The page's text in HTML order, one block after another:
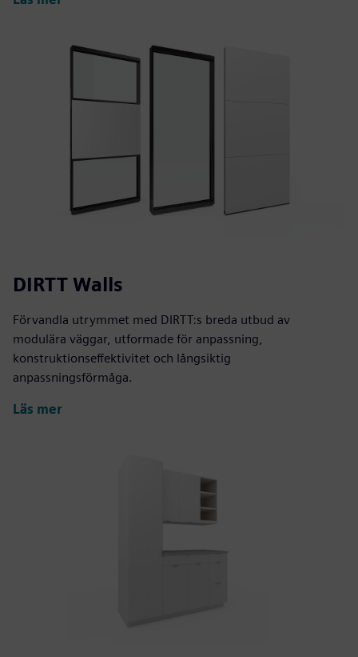
DIRTT Walls
Förvandla utrymmet med DIRTT:s breda utbud av
modulära väggar, utformade för anpassning,
konstruktionseffektivitet och långsiktig
anpassningsförmåga.
Läs mer